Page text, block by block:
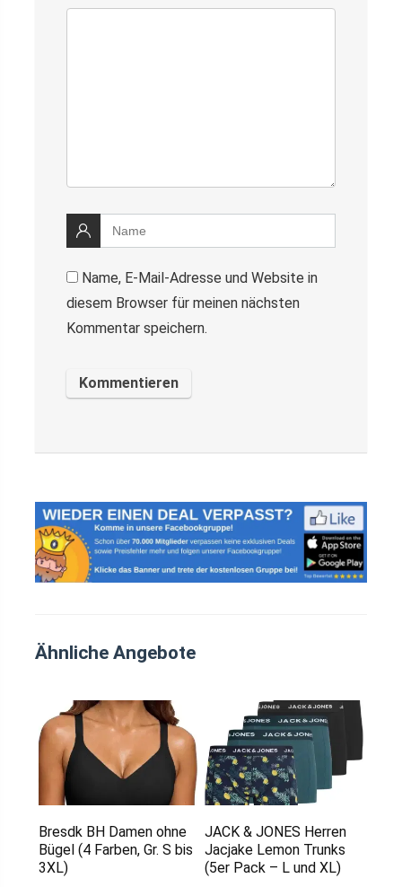
Name, E-Mail-Adresse und Website in
diesem Browser für meinen nächsten
Kommentar speichern.
Ähnliche Angebote
Bresdk BH Damen ohne
Bügel (4 Farben, Gr. S bis
3XL)
JACK & JONES Herren
Jacjake Lemon Trunks
(5er Pack – L und XL)